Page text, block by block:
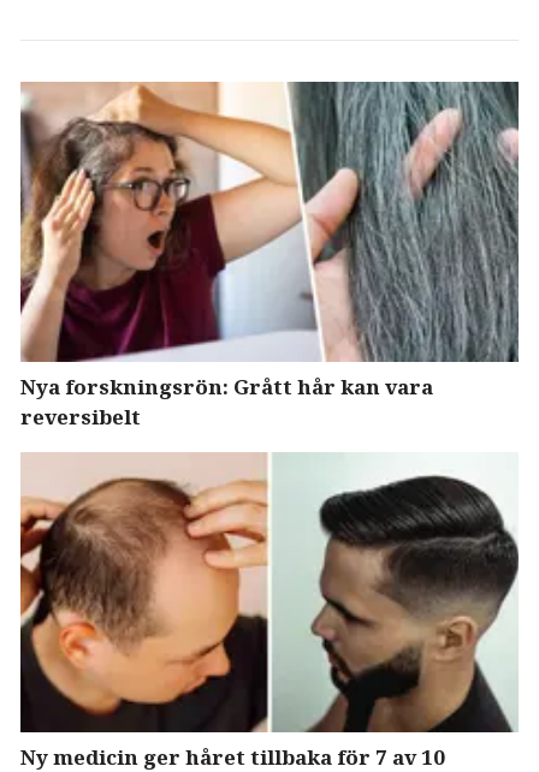
Nya forskningsrön: Grått hår kan vara
reversibelt
Ny medicin ger håret tillbaka för 7 av 10